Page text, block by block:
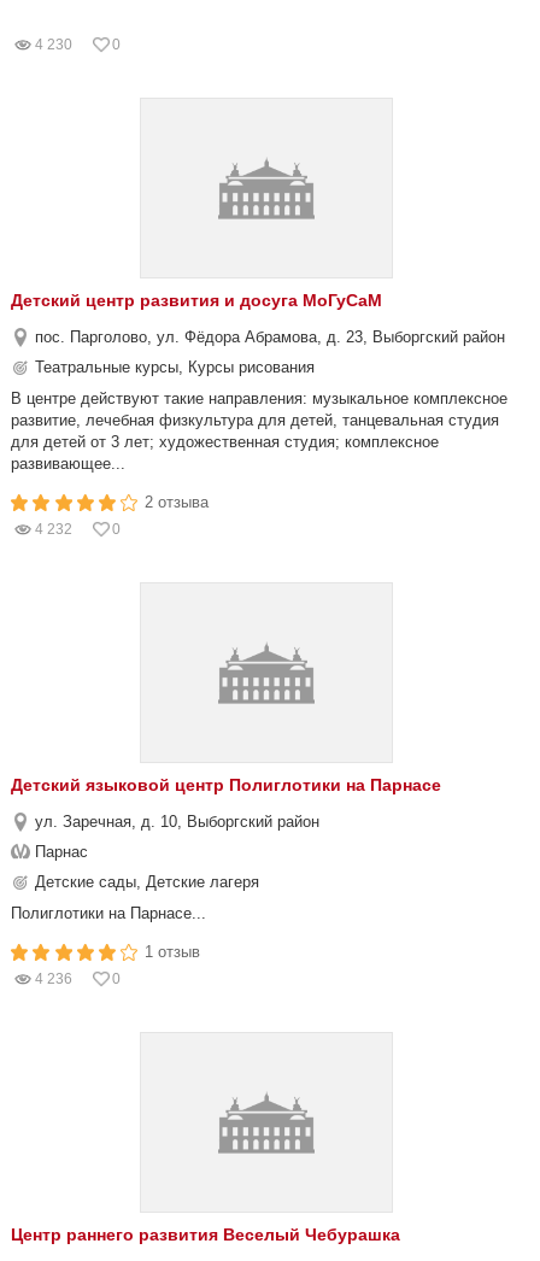
4 230 0
Детский центр развития и досуга МоГуСаМ
пос. Парголово, ул. Фёдора Абрамова, д. 23, Выборгский район
Театральные курсы, Курсы рисования
В центре действуют такие направления: музыкальное комплексное
развитие, лечебная физкультура для детей, танцевальная студия
для детей от 3 лет; художественная студия; комплексное
развивающее...
2 отзыва
4 232 0
Детский языковой центр Полиглотики на Парнасе
ул. Заречная, д. 10, Выборгский район
Парнас
Детские сады, Детские лагеря
Полиглотики на Парнасе...
1 отзыв
4 236 0
Центр раннего развития Веселый Чебурашка